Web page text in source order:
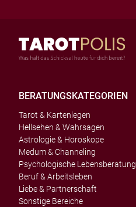
BERATUNGSKATEGORIEN
Tarot & Kartenlegen
Hellsehen & Wahrsagen
Astrologie & Horoskope
Medum & Channeling
Psychologische Lebensberatung
Beruf & Arbeitsleben
Liebe & Partnerschaft
Sonstige Bereiche